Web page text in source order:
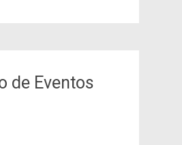
de Eventos